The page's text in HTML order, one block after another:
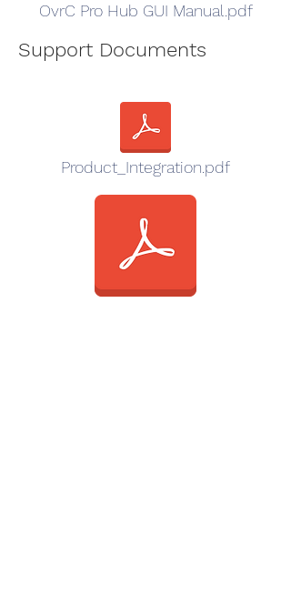
OvrC Pro Hub GUI Manual.pdf
Support Documents
Product_Integration.pdf